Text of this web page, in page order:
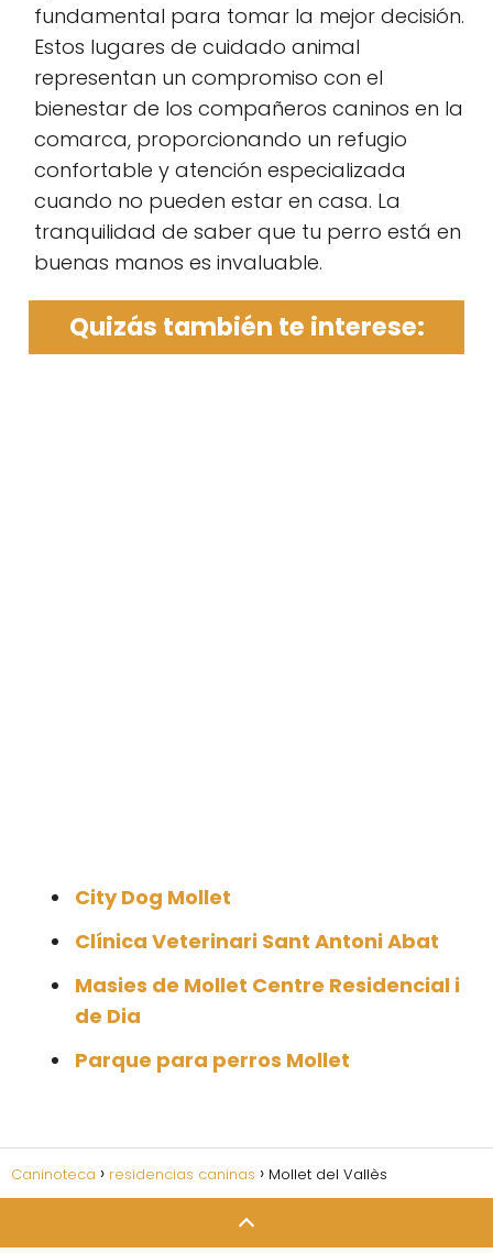
fundamental para tomar la mejor decisión.
Estos lugares de cuidado animal
representan un compromiso con el
bienestar de los compañeros caninos en la
comarca, proporcionando un refugio
confortable y atención especializada
cuando no pueden estar en casa. La
tranquilidad de saber que tu perro está en
buenas manos es invaluable.
Quizás también te interese:
City Dog Mollet
Clínica Veterinari Sant Antoni Abat
Masies de Mollet Centre Residencial i
de Dia
Parque para perros Mollet
Caninoteca residencias caninas Mollet del Vallès